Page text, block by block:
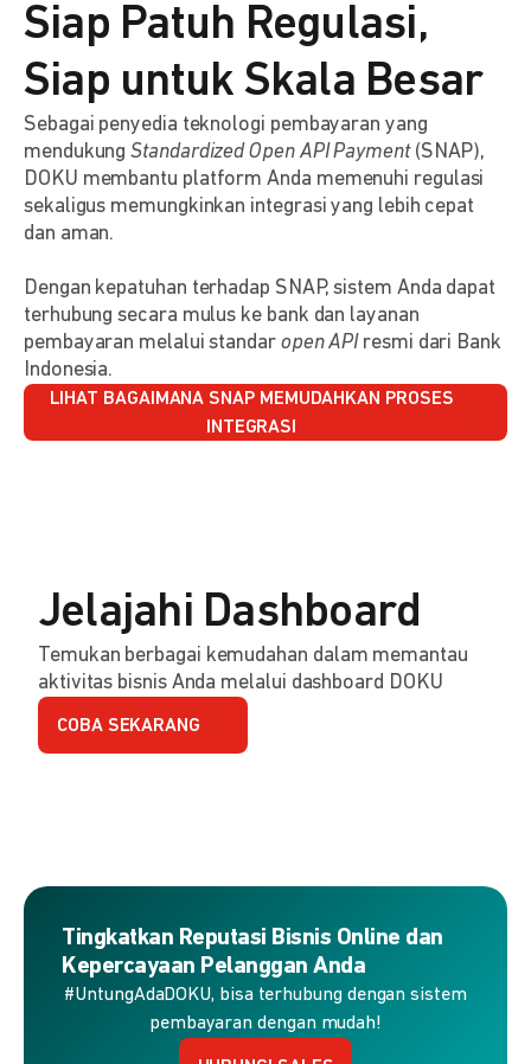
Siap Patuh Regulasi,
Siap untuk Skala Besar
Sebagai penyedia teknologi pembayaran yang
mendukungStandardized Open API Payment(SNAP),
DOKU membantu platform Anda memenuhi regulasi
sekaligus memungkinkan integrasi yang lebih cepat
dan aman.
Dengan kepatuhan terhadap SNAP, sistem Anda dapat
terhubung secara mulus ke bank dan layanan
pembayaran melalui standar open APIresmi dari Bank
Indonesia.
LIHAT BAGAIMANA SNAP MEMUDAHKAN PROSES
INTEGRASI
Jelajahi Dashboard
Temukan berbagai kemudahan dalam memantau
aktivitas bisnis Anda melalui dashboard DOKU
COBA SEKARANG
Tingkatkan Reputasi Bisnis Online dan
Kepercayaan Pelanggan Anda
#UntungAdaDOKU, bisa terhubung dengan sistem
pembayaran dengan mudah!